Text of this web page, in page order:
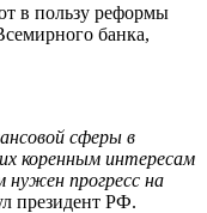
в пользу реформы
банка,
сферы в
коренным интересам
прогресс на
президент РФ.